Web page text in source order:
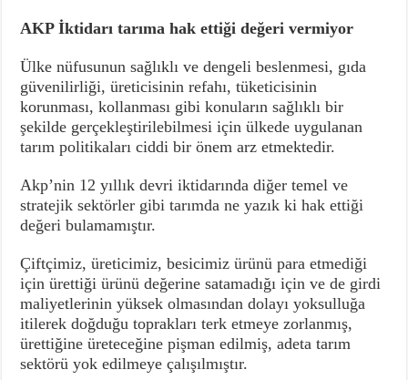
AKP İktidarı tarıma hak ettiği değeri vermiyor
Ülke nüfusunun sağlıklı ve dengeli beslenmesi, gıda
güvenilirliği, üreticisinin refahı, tüketicisinin
korunması, kollanması gibi konuların sağlıklı bir
şekilde gerçekleştirilebilmesi için ülkede uygulanan
tarım politikaları ciddi bir önem arz etmektedir.
Akp’nin 12 yıllık devri iktidarında diğer temel ve
stratejik sektörler gibi tarımda ne yazık ki hak ettiği
değeri bulamamıştır.
Çiftçimiz, üreticimiz, besicimiz ürünü para etmediği
için ürettiği ürünü değerine satamadığı için ve de girdi
maliyetlerinin yüksek olmasından dolayı yoksulluğa
itilerek doğduğu toprakları terk etmeye zorlanmış,
ürettiğine üreteceğine pişman edilmiş, adeta tarım
sektörü yok edilmeye çalışılmıştır.